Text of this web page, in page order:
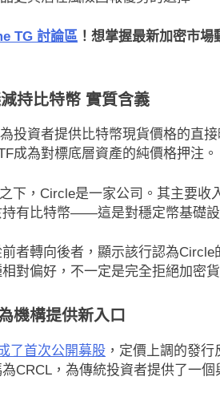
TG 討論區 ！想掌握最新加密市
持比特幣 實質含義
為投資者提供比特幣現貨價格的直
成為對標底層資產的純價格押注。
之下，Circle是一家公司。其主要
持有比特幣——這是對穩定幣基礎設
者轉向後者，顯示該行認為
對偏好，不一定是完全拒絕加密貨
機構提供新入口
了首次公開募股 ，定價上調的發
CRCL，為傳統投資者提供了一